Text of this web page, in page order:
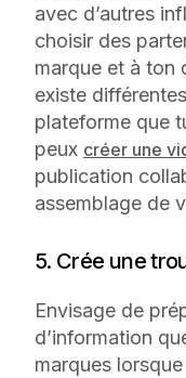
avec d’autres
choisir des
marque et à ton
existe
plateforme que
peux créer une
publication
assemblage de
5. Crée une
Envisage de
d’information
marques